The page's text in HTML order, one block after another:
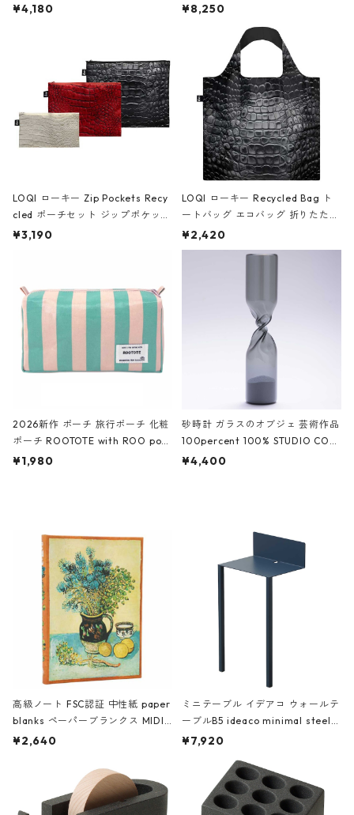
ミエ-B ショルダーバッグ グロスピ
¥4,180
ボストンバッグ ショルダーバッグ
Black ジャン=ミッシェル・バスキ
ア/クラウン ブラック
¥8,250
LOQI ローキー Zip Pockets Recy
cled ポーチセット ジップポケット
ファスナーポーチ 撥水加工 トラベ
ーガンディー、オフホワイト
¥3,190
LOQI ローキー Recycled Bag ト
ートバッグ エコバッグ 折りたたみ
大きめ 撥水加工 収納ポーチ CRO
CODILE/Black クロコダイル/ブラ
¥2,420
2026新作 ポーチ 旅行ポーチ 化粧
ポーチ ROOTOTE with ROO pou
ch 3532 ルートート WR.ポーチ.ラ
¥1,980
砂時計 ガラスのオブジェ 芸術作品
100percent 100% STUDIO COH
AKU Timeless 100パーセント ス
¥4,400
高級ノート FSC認証 中性紙 paper
blanks ペーパーブランクス MIDI
ハードカバー 罫線 ヴァン・ゴッホ
¥2,640
ミニテーブル イデアコ ウォールテ
ーブルB5 ideaco minimal steel f
urniture WALL Table B5 ネイビー
¥7,920